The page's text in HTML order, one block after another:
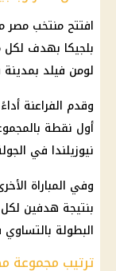
بلجيكا بهدف لكل
لومن فيلد بمدينة
وقدم الفراعنة
أول نقطة
نيوزيلندا في
وفي المباراة
بنتيجة هدفين لكل
البطولة
ترتيب مجموعة